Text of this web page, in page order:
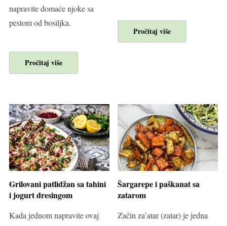
napravite domaće njoke sa
pestom od bosiljka.
Pročitaj više
Pročitaj više
Grilovani patlidžan sa tahini
i jogurt dresingom
Kada jednom napravite ovaj
Šargarepe i paškanat sa
zatarom
Začin za’atar (zatar) je jedna